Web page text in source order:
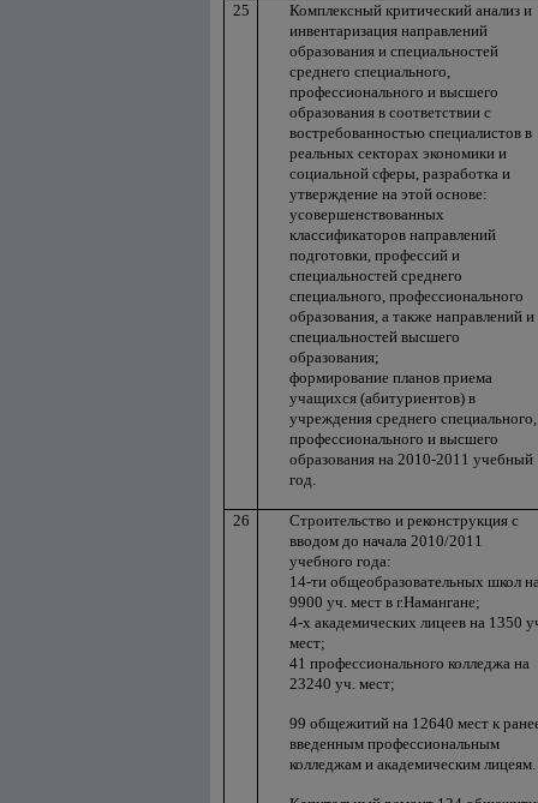
25
Комплексный критический анализ и
инвентаризация направлений
образования и специальностей
среднего специального,
профессионального и высшего
образования в соответствии с
востребованностью специалистов в
реальных секторах экономики и
социальной сферы, разработка и
утверждение на этой основе:
усовершенствованных
классификаторов направлений
подготовки, профессий и
специальностей среднего
специального, профессионального
образования, а также направлений и
специальностей высшего
образования;
формирование планов приема
учащихся (абитуриентов) в
учреждения среднего специального,
профессионального и высшего
образования на 2010-2011 учебный
год.
26
Строительство и реконструкция с
вводом до начала 2010/2011
учебного года:
14-ти общеобразовательных школ
9900 уч. мест в г.Намангане;
4-х академических лицеев на 1350
мест;
41 профессионального колледжа на
23240 уч. мест;
99 общежитий на 12640 мест к
введенным профессиональным
колледжам и академическим лицеям.